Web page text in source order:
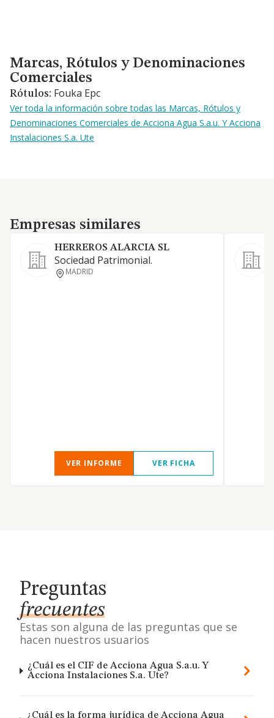
Marcas, Rótulos y Denominaciones Comerciales
Marcas, Rótulos y Denominaciones
Comerciales
Rótulos: Fouka Epc
Ver toda la información sobre todas las Marcas, Rótulos y
Denominaciones Comerciales de Acciona Agua S.a.u. Y Acciona
Instalaciones S.a. Ute
Empresas similares
Empresas similares
HERREROS ALARCIA SL
Sociedad Patrimonial.
MADRID
VER INFORME VER FICHA
Preguntas
frecuentes
Estas son alguna de las preguntas que se
hacen nuestros usuarios
¿Cuál es el CIF de Acciona Agua S.a.u. Y
Acciona Instalaciones S.a. Ute?
¿Cuál es la forma jurídica de Acciona Agua